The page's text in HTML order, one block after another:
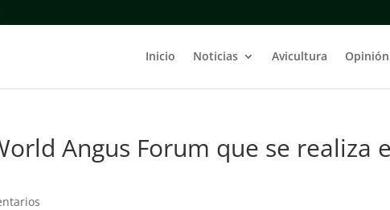
Inicio Noticias Avicultura Opinión
Angus Forum que se realiza